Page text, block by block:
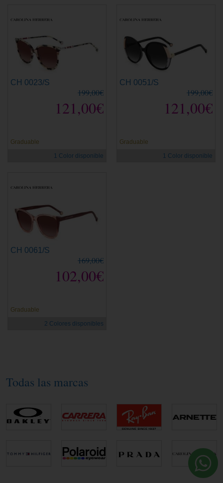
CH 0023/S
199,00€
121,00€
Graduable
1 Color disponible
CH 0051/S
199,00€
121,00€
Graduable
1 Color disponible
CH 0061/S
169,00€
102,00€
Graduable
2 Colores disponibles
Todas las marcas